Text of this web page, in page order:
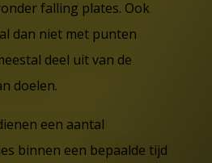
falling plates. Ook
dan niet met punten
deel uit van de
doelen.
een aantal
binnen een bepaalde tijd